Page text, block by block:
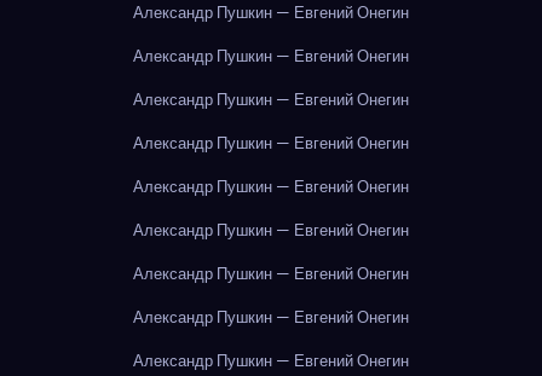
Александр Пушкин — Евгений Онегин
Александр Пушкин — Евгений Онегин
Александр Пушкин — Евгений Онегин
Александр Пушкин — Евгений Онегин
Александр Пушкин — Евгений Онегин
Александр Пушкин — Евгений Онегин
Александр Пушкин — Евгений Онегин
Александр Пушкин — Евгений Онегин
Александр Пушкин — Евгений Онегин